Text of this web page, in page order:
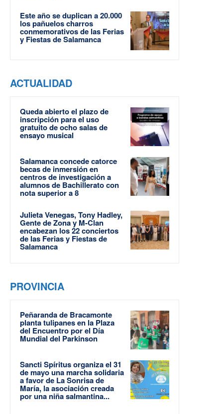
Este año se duplican a 20.000
los pañuelos charros
conmemorativos de las Ferias
y Fiestas de Salamanca
ACTUALIDAD
Queda abierto el plazo de
inscripción para el uso
gratuito de ocho salas de
ensayo musical
Salamanca concede catorce
becas de inmersión en
centros de investigación a
alumnos de Bachillerato con
nota superior a 8
Julieta Venegas, Tony Hadley,
Gente de Zona y M-Clan
encabezan los 22 conciertos
de las Ferias y Fiestas de
Salamanca
PROVINCIA
Peñaranda de Bracamonte
planta tulipanes en la Plaza
del Encuentro por el Día
Mundial del Parkinson
Sancti Spíritus organiza el 31
de mayo una marcha solidaria
a favor de La Sonrisa de
María, la asociación creada
por una niña salmantina...